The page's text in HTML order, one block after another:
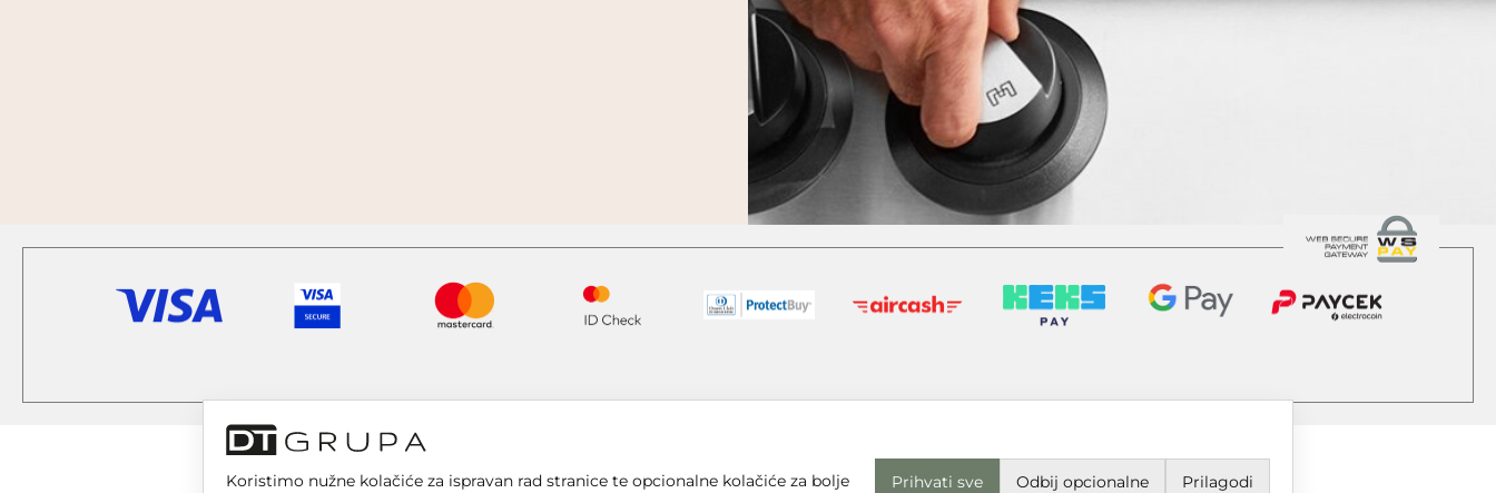
Koristimo nužne kolačiće za ispravan rad stranice te opcionalne kolačiće za bolje
Prihvati sve Odbij opcionalne Prilagodi